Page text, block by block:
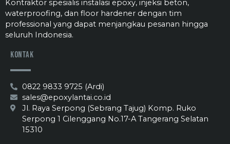
Kontraktor spesialis instalasi epoxy, injeksi beton,
waterproofing, dan floor hardener dengan tim
professional yang dapat menjangkau pesanan hingga
seluruh Indonesia.
Kontak
0822 9833 9725 (Ardi)
sales@epoxylantai.co.id
Jl. Raya Serpong (Sebrang Tajug) Komp. Ruko
Serpong 1 Cilenggang No.17-A Tangerang Selatan
15310